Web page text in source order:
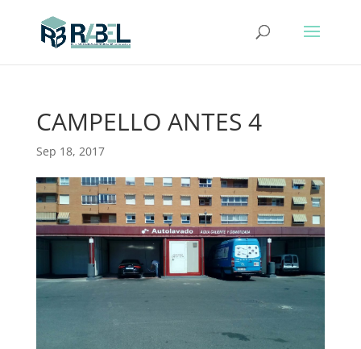
CAMPELLO ANTES 4
Sep 18, 2017